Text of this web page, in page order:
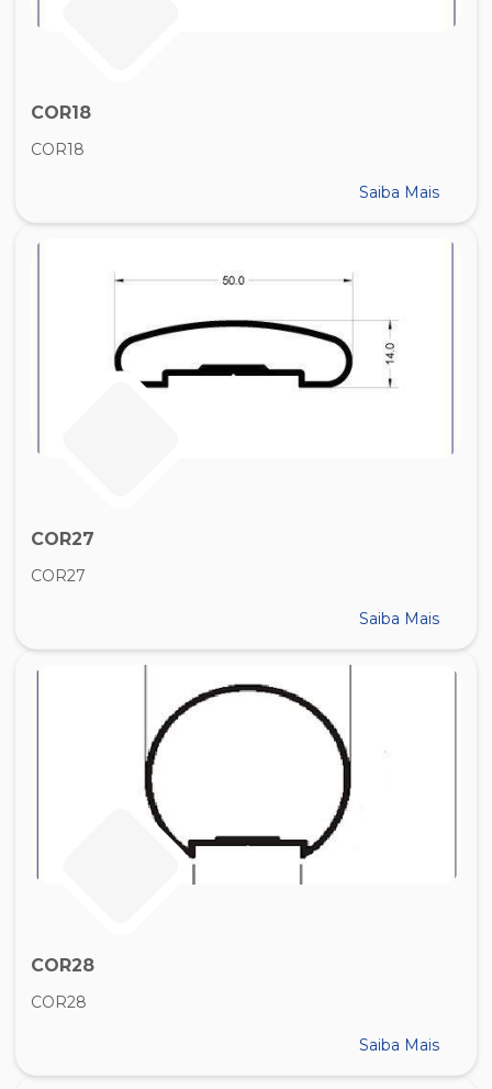
COR18
COR18
Saiba Mais
COR27
COR27
Saiba Mais
COR28
COR28
Saiba Mais